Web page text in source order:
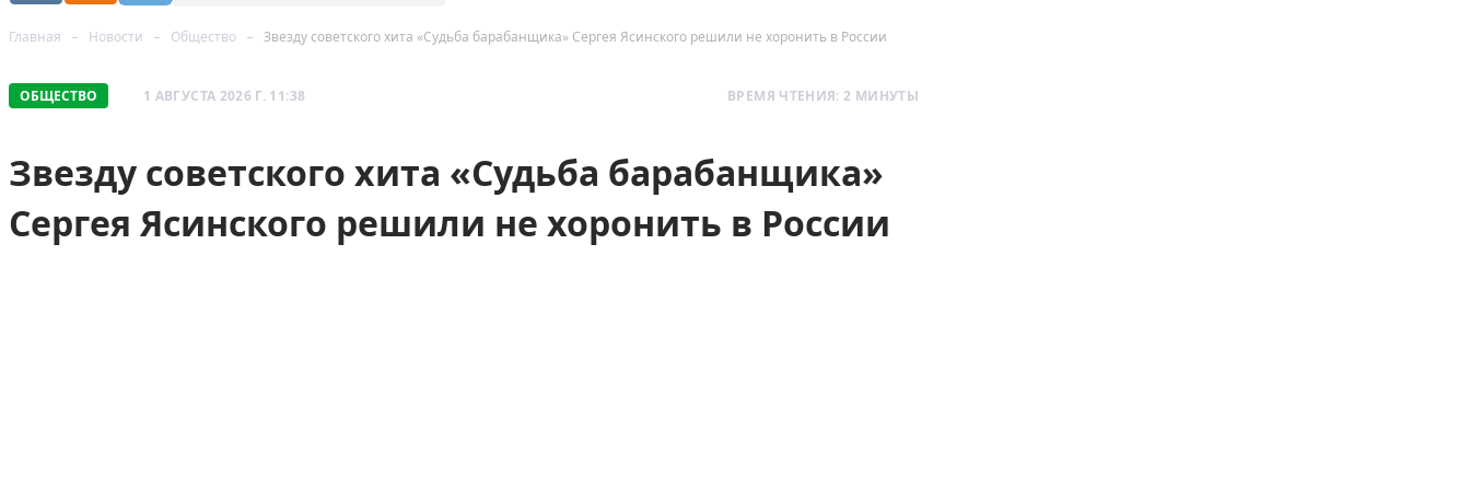
Главная Новости Общество Звезду советского хита «Судьба барабанщика» Сергея Ясинского решили не хоронить в России
ОБЩЕСТВО 1 АВГУСТА 2026 Г. 11:38 ВРЕМЯ ЧТЕНИЯ: 2 МИНУТЫ
Звезду советского хита «Судьба барабанщика»
Сергея Ясинского решили не хоронить в России